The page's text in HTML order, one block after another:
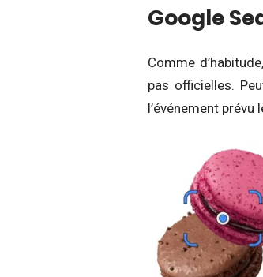
Google
Comme
pas officielles.
l’événement prévu